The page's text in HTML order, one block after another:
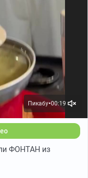
Пикабу●00:19
ФОНТАН из